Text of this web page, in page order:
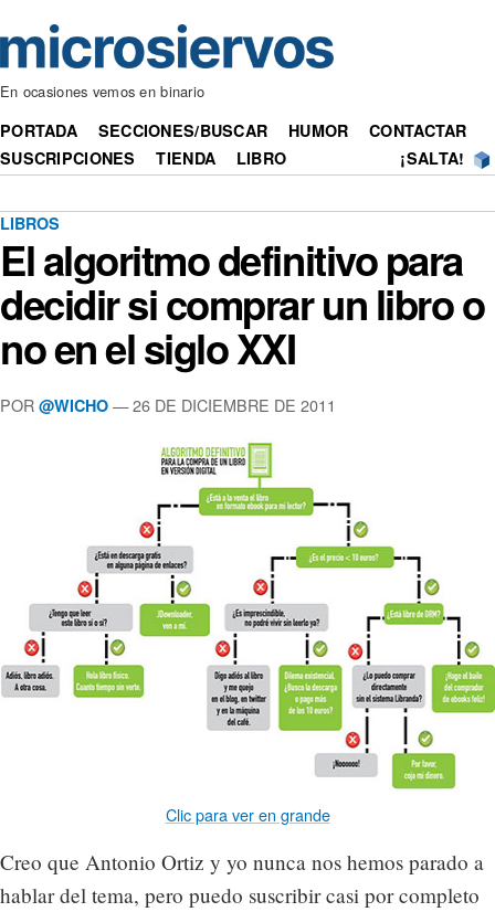
En ocasiones vemos en binario
PORTADA SECCIONES/BUSCAR HUMOR
CONTACTAR
SUSCRIPCIONES
TIENDA LIBRO ¡SALTA!
LIBROS
El algoritmo definitivo para
decidir si comprar un libro o
no en el siglo XXI
POR @WICHO — 26 DE DICIEMBRE DE 2011
Clic para ver en grande
Creo que Antonio Ortiz y yo nunca nos hemos parado a
hablar del tema, pero puedo suscribir casi por completo